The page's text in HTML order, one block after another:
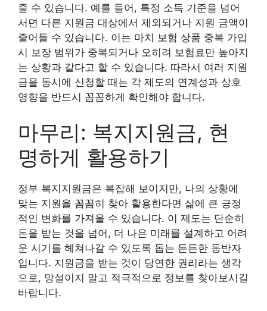
줄 수 있습니다. 예를 들어, 특정 소득 기준을 넘어
서면 다른 지원금 대상에서 제외되거나 지원 금액이
줄어들 수 있습니다. 이는 마치 보험 상품 중복 가입
시 보장 범위가 중복되거나 오히려 보험료만 높아지
는 상황과 같다고 할 수 있습니다. 따라서 여러 지원
금을 동시에 신청할 때는 각 제도의 연계성과 상호
영향을 반드시 꼼꼼하게 확인해야 합니다.
마무리: 복지지원금, 현
명하게 활용하기
정부 복지지원금은 복잡해 보이지만, 나의 상황에
맞는 지원을 꼼꼼히 찾아 활용한다면 삶에 큰 긍정
적인 변화를 가져올 수 있습니다. 이 제도는 단순히
돈을 받는 것을 넘어, 더 나은 미래를 설계하고 어려
운 시기를 헤쳐나갈 수 있도록 돕는 든든한 동반자
입니다. 지원금을 받는 것이 당연한 권리라는 생각
으로, 망설이지 말고 적극적으로 정보를 찾아보시길
바랍니다.